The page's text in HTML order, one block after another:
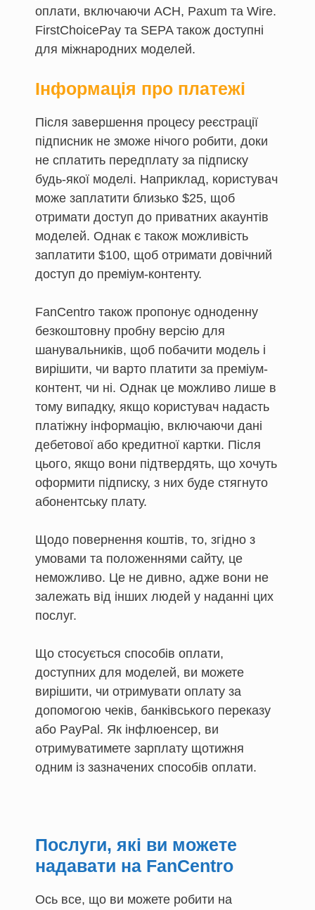
оплати, включаючи ACH, Paxum та Wire.
FirstChoicePay та SEPA також доступні
для міжнародних моделей.
Інформація про платежі
Після завершення процесу реєстрації
підписник не зможе нічого робити, доки
не сплатить передплату за підписку
будь-якої моделі. Наприклад, користувач
може заплатити близько $25, щоб
отримати доступ до приватних акаунтів
моделей. Однак є також можливість
заплатити $100, щоб отримати довічний
доступ до преміум-контенту.
FanCentro також пропонує одноденну
безкоштовну пробну версію для
шанувальників, щоб побачити модель і
вирішити, чи варто платити за преміум-
контент, чи ні. Однак це можливо лише в
тому випадку, якщо користувач надасть
платіжну інформацію, включаючи дані
дебетової або кредитної картки. Після
цього, якщо вони підтвердять, що хочуть
оформити підписку, з них буде стягнуто
абонентську плату.
Щодо повернення коштів, то, згідно з
умовами та положеннями сайту, це
неможливо. Це не дивно, адже вони не
залежать від інших людей у наданні цих
послуг.
Що стосується способів оплати,
доступних для моделей, ви можете
вирішити, чи отримувати оплату за
допомогою чеків, банківського переказу
або PayPal. Як інфлюенсер, ви
отримуватимете зарплату щотижня
одним із зазначених способів оплати.
Послуги, які ви можете
надавати на FanCentro
Ось все, що ви можете робити на